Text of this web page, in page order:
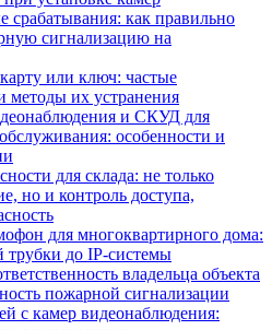
как правильно
сигнализацию на
или ключ: частые
методы их устранения
и СКУД для
особенности и
для склада: не только
но и контроль доступа,
для многоквартирного дома:
трубки до IP-системы
владельца объекта
пожарной сигнализации
с камер видеонаблюдения: